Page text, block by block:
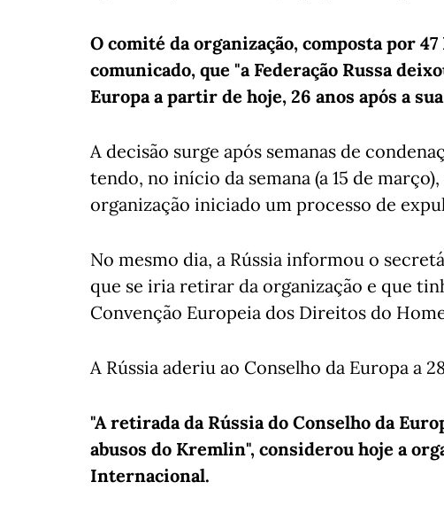
O comité da organização, composta por
comunicado, que "a Federação Russa
Europa a partir de hoje, 26 anos após a sua
A decisão surge após semanas de
tendo, no início da semana (a 15 de
organização iniciado um processo de
No mesmo dia, a Rússia informou o
que se iria retirar da organização e que
Convenção Europeia dos Direitos do
A Rússia aderiu ao Conselho da Europa a
"A retirada da Rússia do Conselho da
abusos do Kremlin", considerou hoje a
Internacional.